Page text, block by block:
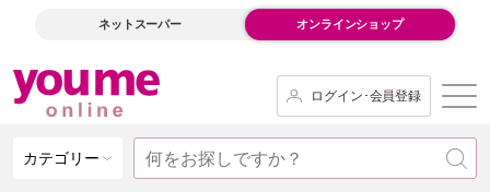
ネットスーパー オンラインショップ
ログイン･会員登録
カテゴリー